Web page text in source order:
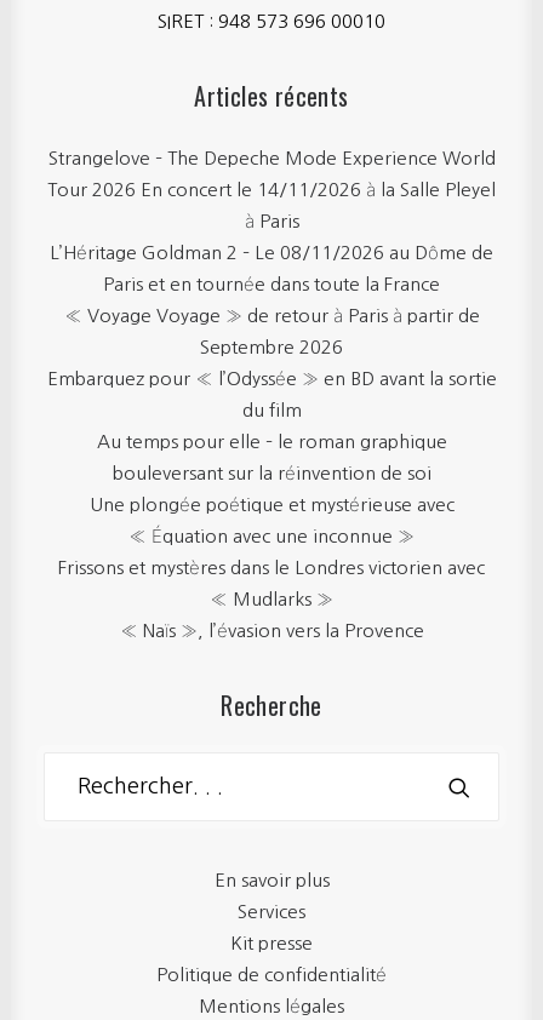
SIRET : 948 573 696 00010
Articles récents
Strangelove – The Depeche Mode Experience World
Tour 2026 En concert le 14/11/2026 à la Salle Pleyel
à Paris
L’Héritage Goldman 2 – Le 08/11/2026 au Dôme de
Paris et en tournée dans toute la France
« Voyage Voyage » de retour à Paris à partir de
Septembre 2026
Embarquez pour « l’Odyssée » en BD avant la sortie
du film
Au temps pour elle – le roman graphique
bouleversant sur la réinvention de soi
Une plongée poétique et mystérieuse avec
« Équation avec une inconnue »
Frissons et mystères dans le Londres victorien avec
« Mudlarks »
« Naïs », l’évasion vers la Provence
Recherche
En savoir plus
Services
Kit presse
Politique de confidentialité
Mentions légales